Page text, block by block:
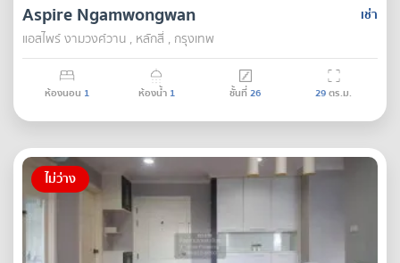
เช่า
Aspire Ngamwongwan
แอสไพร์ งามวงศ์วาน , หลักสี่ , กรุงเทพ
ห้องนอน 1 ห้องน้ำ 1 ชั้นที่26 29ตร.ม.
ไม่ว่าง